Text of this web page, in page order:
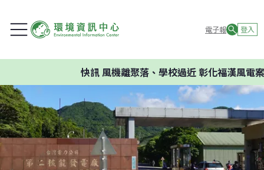
電子報 登入
風機離聚落、學校過近 彰化福漢風電案環